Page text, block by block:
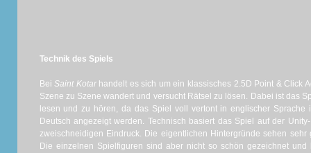
Technik des Spiels
Bei Saint Kotarhandelt es sich um ein klassisches 2.5D Point & Click
Szene zu Szene wandert und versucht Rätsel zu lösen. Dabei ist das
lesen und zu hören, da das Spiel voll vertont in englischer Sprache
Deutsch angezeigt werden. Technisch basiert das Spiel auf der
zweischneidigen Eindruck. Die eigentlichen Hintergründe sehen
Die einzelnen Spielfiguren sind aber nicht so schön gezeichnet